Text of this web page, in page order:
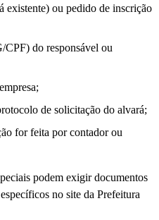
ou pedido de inscrição
do responsável ou
de solicitação do alvará;
for feita por contador ou
podem exigir documentos
no site da Prefeitura